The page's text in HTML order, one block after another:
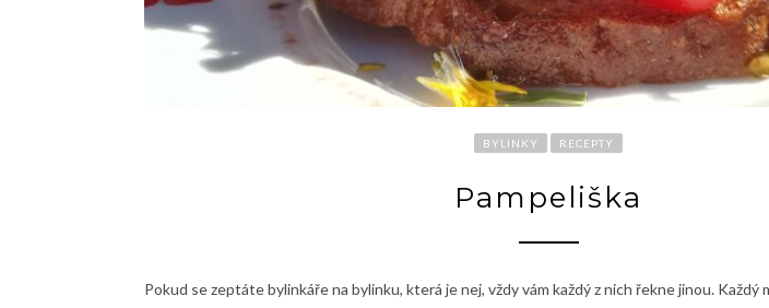
BYLINKY RECEPTY
Pampeliška
Pokud se zeptáte bylinkáře na bylinku, která je nej, vždy vám každý z nich řekne jinou. Každý